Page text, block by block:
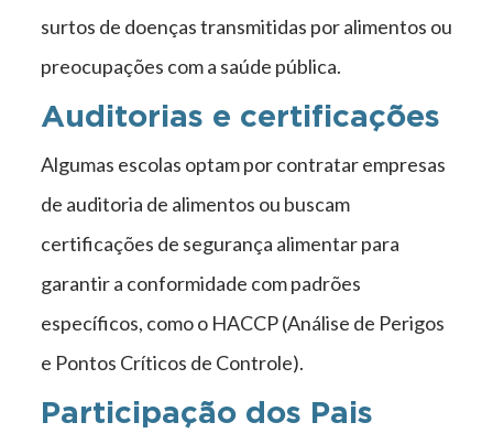
surtos de doenças transmitidas por alimentos ou
preocupações com a saúde pública.
Auditorias e certificações
Algumas escolas optam por contratar empresas
de auditoria de alimentos ou buscam
certificações de segurança alimentar para
garantir a conformidade com padrões
específicos, como o HACCP (Análise de Perigos
e Pontos Críticos de Controle).
Participação dos Pais